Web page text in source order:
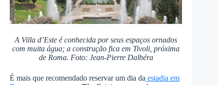
A Villa d’Este é conhecida por seus espaços ornados
com muita água; a construção fica em Tivoli, próxima
de Roma. Foto: Jean-Pierre Dalbéra
É mais que recomendado reservar um dia da estadia em